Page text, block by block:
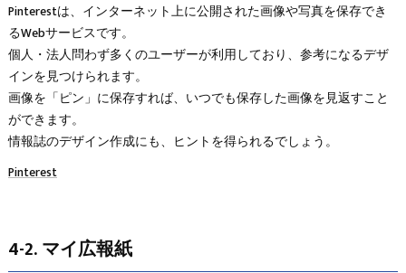
Pinterestは、インターネット上に公開された画像や写真を保存でき
るWebサービスです。
個人・法人問わず多くのユーザーが利用しており、参考になるデザ
インを見つけられます。
画像を「ピン」に保存すれば、いつでも保存した画像を見返すこと
ができます。
情報誌のデザイン作成にも、ヒントを得られるでしょう。
Pinterest
4-2. マイ広報紙